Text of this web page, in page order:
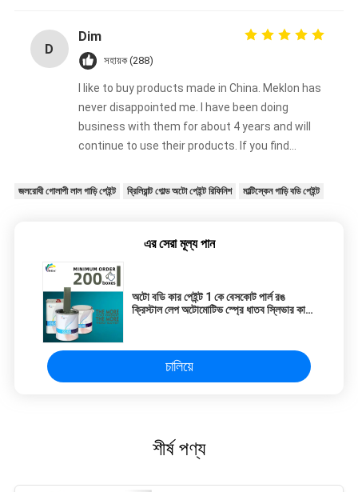
D
Dim
সহায়ক (288)
I like to buy products made in China. Meklon has
never disappointed me. I have been doing
business with them for about 4 years and will
continue to use their products. If you find
encounter problems or have special
জলরোধী গোলাপী লাল গাড়ি পেইন্ট ব্রিলিয়ান্ট গোল্ড অটো পেইন্ট রিফিনিশ মাল্টিস্কেন গাড়ি বডি পেইন্ট
এর সেরা মূল্য পান
অটো বডি কার পেইন্ট 1 কে বেসকোট পার্ল রঙ
ক্রিস্টাল লেপ অটোমোটিভ স্প্রে ধাতব স্লিভার কার
চালিয়ে
শীর্ষ পণ্য